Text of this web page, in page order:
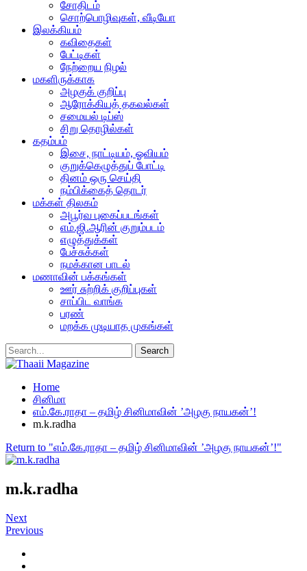
சோதிடம்
சொற்பொழிவுகள், வீடியோ
இலக்கியம்
கவிதைகள்
பேட்டிகள்
நேற்றைய நிழல்
மகளிருக்காக
அழகுக் குறிப்பு
ஆரோக்கியத் தகவல்கள்
சமையல் டிப்ஸ்
சிறு தொழில்கள்
கதம்பம்
இசை, நாட்டியம், ஓவியம்
குறுக்கெழுத்துப் போட்டி
தினம் ஒரு செய்தி
நம்பிக்கைத் தொடர்
மக்கள் திலகம்
அபூர்வ புகைப்படங்கள்
எம்.ஜி.ஆரின் குறும்படம்
எழுத்துக்கள்
பேச்சுக்கள்
நமக்கான பாடல்
மணாவின் பக்கங்கள்
ஊர் சுற்றிக் குறிப்புகள்
சாப்பிட வாங்க
பரண்
மறக்க முடியாத முகங்கள்
Home
சினிமா
எம்.கே.ராதா – தமிழ் சினிமாவின் ’அழகு நாயகன்’!
m.k.radha
Return to "எம்.கே.ராதா – தமிழ் சினிமாவின் ’அழகு நாயகன்’!"
m.k.radha
Next
Previous